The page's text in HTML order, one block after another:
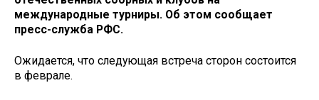
международные турниры. Об этом сообщает
пресс-служба РФС.
Ожидается, что следующая встреча сторон состоится
в феврале.